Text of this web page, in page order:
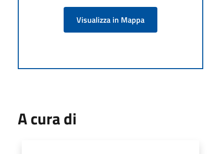
Visualizza in Mappa
A cura di